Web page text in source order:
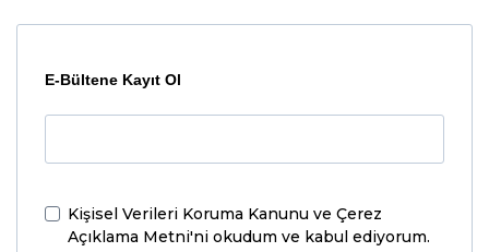
E-Bültene Kayıt Ol
Kişisel Verileri Koruma Kanunu ve Çerez
Açıklama Metni'ni okudum ve kabul ediyorum.